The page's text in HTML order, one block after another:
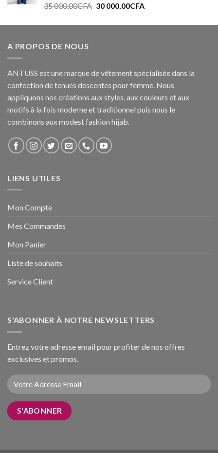
Note5.00
35 000,00CFA 30 000,00CFA
A PROPOS DE NOUS
ANTUSS est une marque de vêtement spécialisée dans la
confection de tenues descentes pour femme. Nous
appliquons nos créations aux styles, aux couleurs et aux
motifs à la fois moderne et traditionnel puis nous le
combinons aux modest fashion hijab.
LIENS UTILES
Mon Compte
Mes Commandes
Mon Panier
Liste de souhaits
Service Client
S'ABONNER À NOTRE NEWSLETTERS
Entrez votre adresse email pour profiter de nos offres
exclusives et promos.